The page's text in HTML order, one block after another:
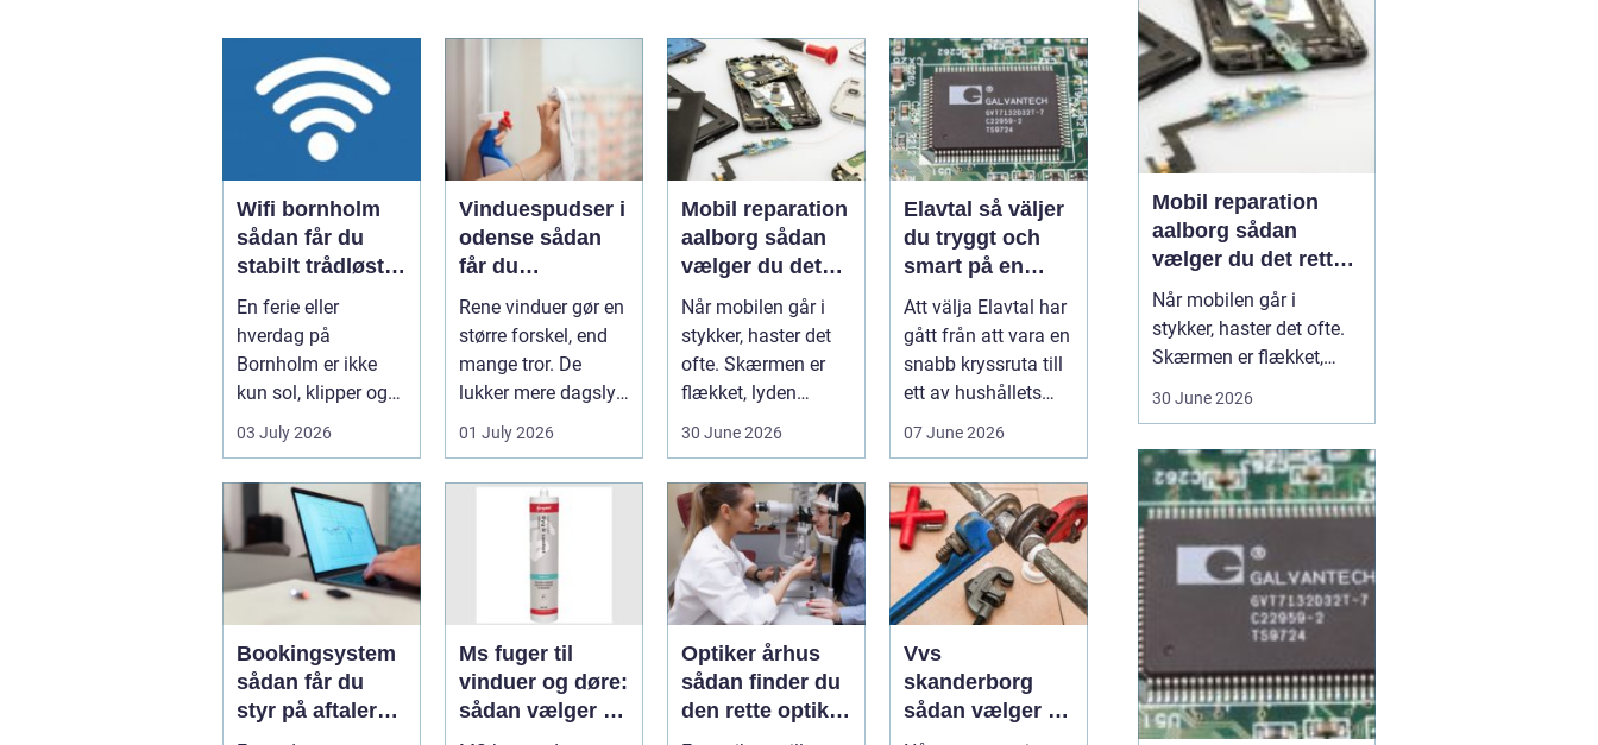
Wifi bornholm
sådan får du
stabilt trådløst
net på klippeøen
En ferie eller
hverdag på
Bornholm er ikke
kun sol, klipper og
strand. For mange
er en stabil intern...
03 July 2026
Vinduespudser i
odense sådan
får du
skinnende rene
ruder året rundt
Rene vinduer gør en
større forskel, end
mange tror. De
lukker mere dagslys
ind, får hjem og
erhvervs...
01 July 2026
Mobil reparation
aalborg sådan
vælger du det
rette værksted
Når mobilen går i
stykker, haster det
ofte. Skærmen er
flækket, lyden
hakker, eller
30 June 2026
Elavtal så väljer
du tryggt och
smart på en
rörlig elmarknad
Att välja Elavtal har
gått från att vara en
snabb kryssruta till
ett av hushållets
viktigaste ekonom...
07 June 2026
Bookingsystem
sådan får du
styr på aftaler
og
Ms fuger til
vinduer og døre:
sådan vælger og
bruger du dem
Optiker århus
sådan finder du
den rette optiker
i byen
Vvs
skanderborg
sådan vælger du
den rigtige
Flere boligejere og
virksomheder vælger
derfor at bruge en
professionel01 July
2026
Mobil reparation
aalborg sådan
vælger du det rette
værksted
Når mobilen går i
stykker, haster det ofte.
Skærmen er flækket,
Aalborg er der flere
værksteder at vælge
imellem, og det kan være
svært at gennemskue,
hvem der faktisk leverer
30 June 2026